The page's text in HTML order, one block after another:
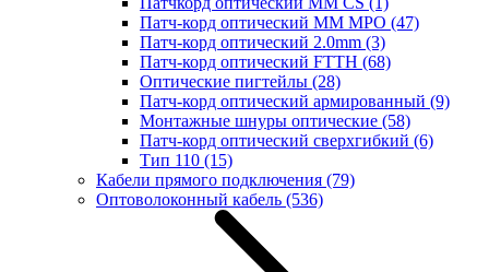
Патч-корд оптический MM MPO (47)
Патч-корд оптический 2.0mm (3)
Патч-корд оптический FTTH (68)
Оптические пигтейлы (28)
Патч-корд оптический армированный (9)
Монтажные шнуры оптические (58)
Патч-корд оптический сверхгибкий (6)
Тип 110 (15)
Кабели прямого подключения (79)
Оптоволоконный кабель (536)